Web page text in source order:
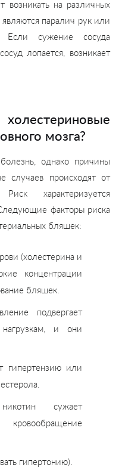
возникать на различных
паралич рук или
Если сужение сосуда
лопается, возникает
мозга?
однако причины
случаев происходят от
характеризуется
факторы риска
бляшек:
(холестерина и
концентрации
бляшек.
подвергает
и они
гипертензию или
сужает
гипертонию).